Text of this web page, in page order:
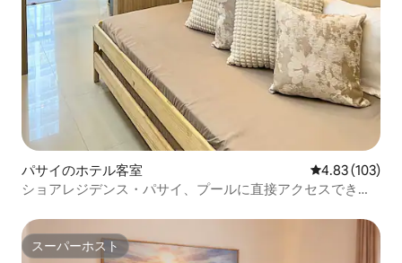
パサイのホテル客室 レビュー103
4.83 (103)
ショアレジデンス・パサイ、プールに直接アクセスできる
スーパーホスト
スーパーホスト